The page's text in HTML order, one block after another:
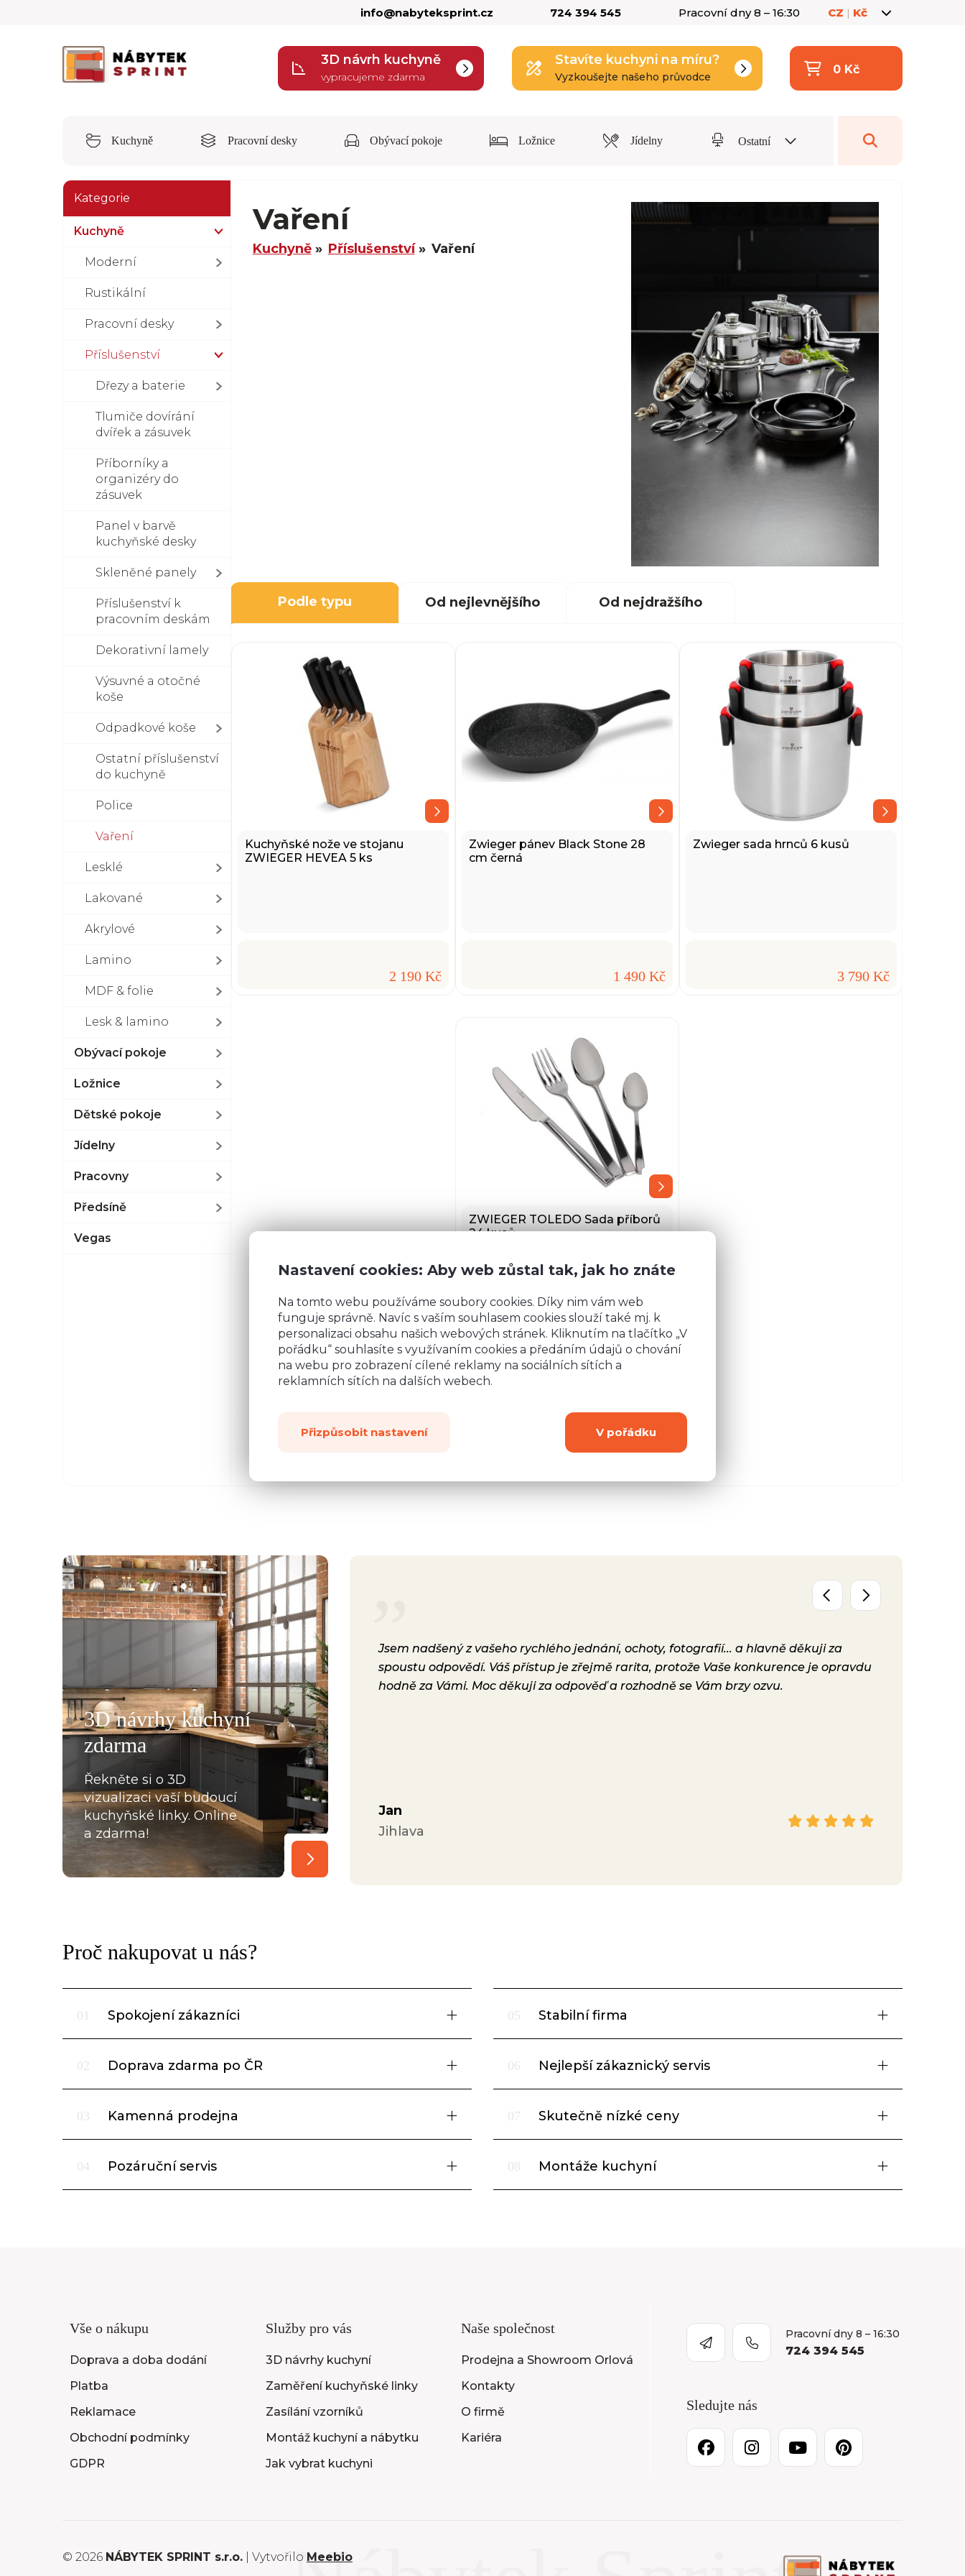
info@nabyteksprint.cz 724 394 545 Pracovní dny 8 – 16:30 CZ | Kč
3D návrh kuchyně
vypracujeme zdarma
Stavíte kuchyni na míru?
Vyzkoušejte našeho průvodce
0 Kč
Kuchyně Pracovní desky Obývací pokoje Ložnice Jídelny Ostatní
Vaření
Kuchyně Příslušenství Vaření
Podle typu Od nejlevnějšího Od nejdražšího
Kuchyňské nože ve stojanu
ZWIEGER HEVEA 5 ks
2 190 Kč
Zwieger pánev Black Stone 28
cm černá
1 490 Kč
Zwieger sada hrnců 6 kusů
3 790 Kč
ZWIEGER TOLEDO Sada příborů
24 kusů
1 990 Kč
1
Kategorie
Kuchyně
Moderní
Rustikální
Pracovní desky
Příslušenství
Dřezy a baterie
Tlumiče dovírání
dvířek a zásuvek
Příborníky a
organizéry do
zásuvek
Panel v barvě
kuchyňské desky
Skleněné panely
Příslušenství k
pracovním deskám
Dekorativní lamely
Výsuvné a otočné
koše
Odpadkové koše
Ostatní příslušenství
do kuchyně
Police
Vaření
Lesklé
Lakované
Akrylové
Lamino
MDF & folie
Lesk & lamino
Obývací pokoje
Ložnice
Dětské pokoje
Jídelny
Pracovny
Předsíně
Vegas
3D návrhy kuchyní
zdarma
Řekněte si o 3D
vizualizaci vaší budoucí
kuchyňské linky. Online
a zdarma!
deseti. Kuchyň je krásná a kvalitní. Ochotný personál,
mi pomohla se vším a komunikovala ihned, bez prodlení.
které jsme postupně upravovaly, stejně tak mi poslala i
pracovních desek a korpusů skříní. Montéři u nás strávili
s každou překážkou, která na ně ať už ze strany
křivých zdí apod., vykoukla. Nakonec při předání
Jsem nadšený z vašeho rychlého jednání, ochoty, fotografií... a hlavně děkuji za
spoustu odpovědí. Váš přístup je zřejmě rarita, protože Vaše konkurence je opravdu
hodně za Vámi. Moc děkuji za odpověď a rozhodně se Vám brzy ozvu.
Jan
Jihlava
Proč nakupovat u nás?
01 Spokojení zákazníci
02 Doprava zdarma po ČR
03 Kamenná prodejna
04 Pozáruční servis
05 Stabilní firma
06 Nejlepší zákaznický servis
07 Skutečně nízké ceny
08 Montáže kuchyní
Vše o nákupu
Doprava a doba dodání
Platba
Reklamace
Obchodní podmínky
GDPR
Služby pro vás
3D návrhy kuchyní
Zaměření kuchyňské linky
Zasílání vzorníků
Montáž kuchyní a nábytku
Jak vybrat kuchyni
Naše společnost
Prodejna a Showroom Orlová
Kontakty
O firmě
Kariéra
Pracovní dny 8 – 16:30
724 394 545
Sledujte nás
© 2026 NÁBYTEK SPRINT s.r.o. | Vytvořilo Meebio
Nastavení cookies: Aby web zůstal tak, jak ho znáte
Na tomto webu používáme soubory cookies. Díky nim vám web
funguje správně. Navíc s vaším souhlasem cookies slouží také mj. k
personalizaci obsahu našich webových stránek. Kliknutím na tlačítko „V
pořádku“ souhlasíte s využívaním cookies a předáním údajů o chování
na webu pro zobrazení cílené reklamy na sociálních sítích a
reklamních sítích na dalších webech.
Přizpůsobit nastavení V pořádku